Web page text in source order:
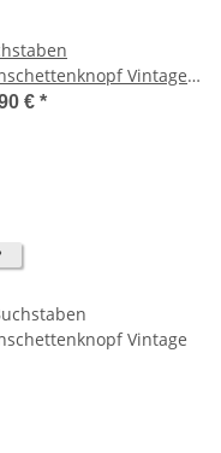
Vintage
€ *